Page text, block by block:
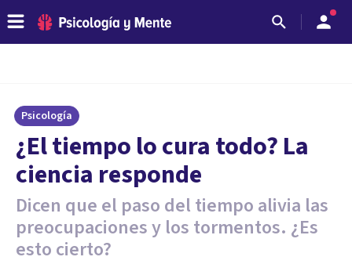
Psicología
​¿El tiempo lo cura todo? La
ciencia responde
Dicen que el paso del tiempo alivia las
preocupaciones y los tormentos. ¿Es
esto cierto?